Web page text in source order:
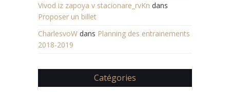
Vivod iz zapoya v stacionare_rvKn dans
Proposer un billet
CharlesvoW dans Planning des entrainements
2018-2019
Catégories